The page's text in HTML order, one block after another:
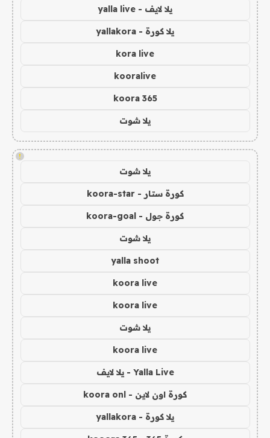
يلا لايف - yalla live
يلا كورة - yallakora
kora live
kooralive
koora 365
يلا شوت
!
يلا شوت
كورة ستار - koora-star
كورة جول - koora-goal
يلا شوت
yalla shoot
koora live
koora live
يلا شوت
koora live
Yalla Live - يلا لايف
كورة اون لاين - koora onl
يلا كورة - yallakora